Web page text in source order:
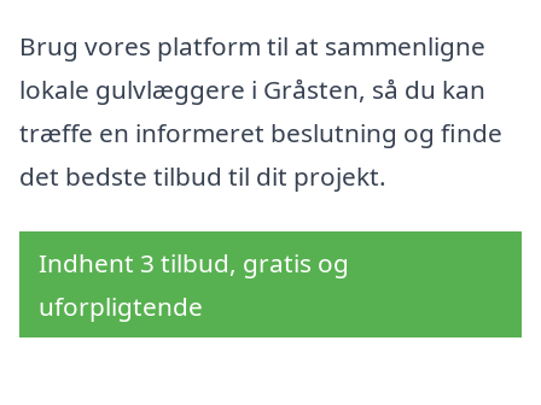
Brug vores platform til at sammenligne
lokale gulvlæggere i Gråsten, så du kan
træffe en informeret beslutning og finde
det bedste tilbud til dit projekt.
Indhent 3 tilbud, gratis og
uforpligtende